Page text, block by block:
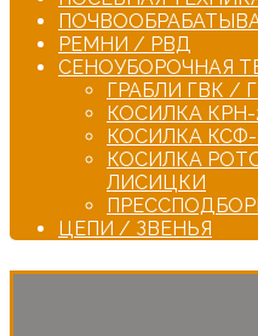
РЕМНИ / РВД
СЕНОУБОРОЧНАЯ
ГРАБЛИ ГВК /
КОСИЛКА КРН-
КОСИЛКА КСФ-
КОСИЛКА
ЛИСИЦКИ
ЦЕПИ / ЗВЕНЬЯ